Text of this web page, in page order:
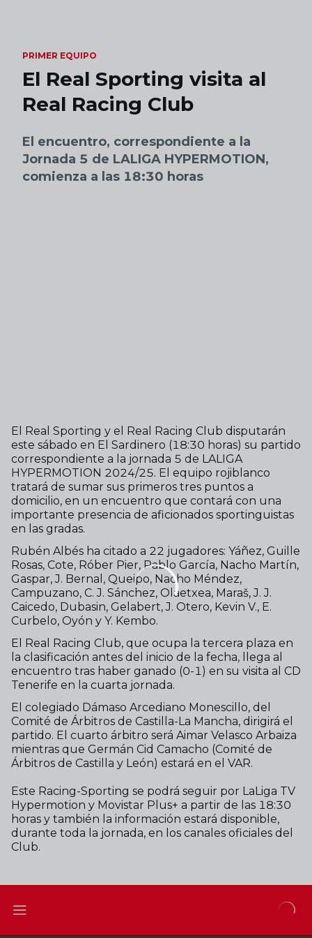
PRIMER EQUIPO
El Real Sporting visita al
Real Racing Club
El encuentro, correspondiente a la
Jornada 5 de LALIGA HYPERMOTION,
comienza a las 18:30 horas
El Real Sporting y el Real Racing Club disputarán
este sábado en El Sardinero (18:30 horas) su partido
correspondiente a la jornada 5 de LALIGA
HYPERMOTION 2024/25. El equipo rojiblanco
tratará de sumar sus primeros tres puntos a
domicilio, en un encuentro que contará con una
importante presencia de aficionados sportinguistas
en las gradas.
Rubén Albés ha citado a 22 jugadores: Yáñez, Guille
Rosas, Cote, Róber Pier, Pablo García, Nacho Martín,
Gaspar, J. Bernal, Queipo, Nacho Méndez,
Campuzano, C. J. Sánchez, Olaetxea, Maraš, J. J.
Caicedo, Dubasin, Gelabert, J. Otero, Kevin V., E.
Curbelo, Oyón y Y. Kembo.
El Real Racing Club, que ocupa la tercera plaza en
la clasificación antes del inicio de la fecha, llega al
encuentro tras haber ganado (0-1) en su visita al CD
Tenerife en la cuarta jornada.
El colegiado Dámaso Arcediano Monescillo, del
Comité de Árbitros de Castilla-La Mancha, dirigirá el
partido. El cuarto árbitro será Aimar Velasco Arbaiza
mientras que Germán Cid Camacho (Comité de
Árbitros de Castilla y León) estará en el VAR.
Este Racing-Sporting se podrá seguir por LaLiga TV
Hypermotion y Movistar Plus+ a partir de las 18:30
horas y también la información estará disponible,
durante toda la jornada, en los canales oficiales del
Club.